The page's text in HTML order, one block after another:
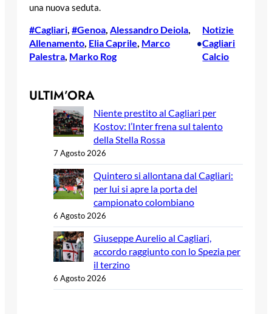
una nuova seduta.
#Cagliari, #Genoa, Alessandro Deiola
Allenamento, Elia Caprile, Marco
Palestra, Marko Rog
•
Notizie
Cagliari
Calcio
ULTIM’ORA
Niente prestito al Cagliari per
Kostov: l’Inter frena sul talento
della Stella Rossa
7 Agosto 2026
Quintero si allontana dal Cagliari:
per lui si apre la porta del
campionato colombiano
6 Agosto 2026
Giuseppe Aurelio al Cagliari,
accordo raggiunto con lo Spezia per
il terzino
6 Agosto 2026